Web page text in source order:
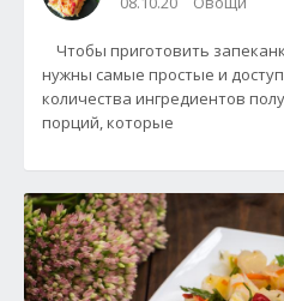
Чтобы приготовить
нужны самые простые и
количества ингредиентов
порций, которые